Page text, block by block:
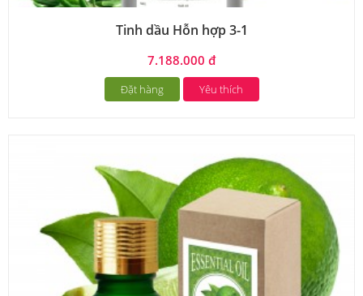
Tinh dầu Hỗn hợp 3-1
7.188.000 đ
Đặt hàng Yêu thích